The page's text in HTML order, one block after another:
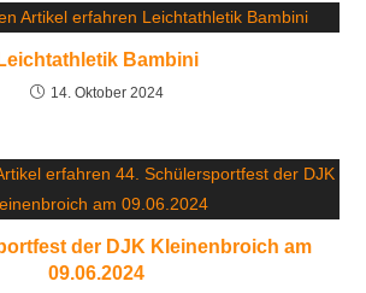
Leichtathletik Bambini
14. Oktober 2024
der DJK Kleinenbroich am
09.06.2024